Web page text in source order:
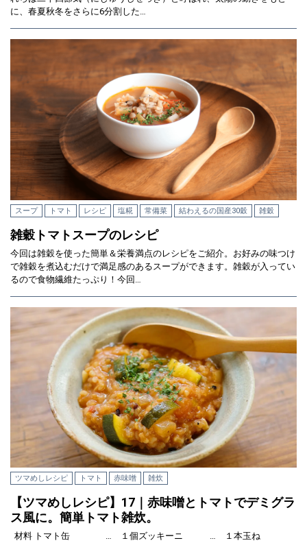
に、春夏秋冬をさらに6分割した…
スープ トマト レシピ 塩糀 常備菜 結わえるの国産30穀 雑穀
雑穀トマトスープのレシピ
今回は雑穀を使った簡単＆栄養満点のレシピをご紹介。お好みの味つけ
で雑穀を煮込むだけで満足感のあるスープができます。雑穀が入ってい
るので食物繊維たっぷり！今回…
ツマめしレシピ トマト 赤味噌 雑炊
【ツマめしレシピ】17｜赤味噌とトマトでデミグラ
ス風に。簡単トマト雑炊。
材料 トマト缶 … １個ズッキーニ … １本玉ね